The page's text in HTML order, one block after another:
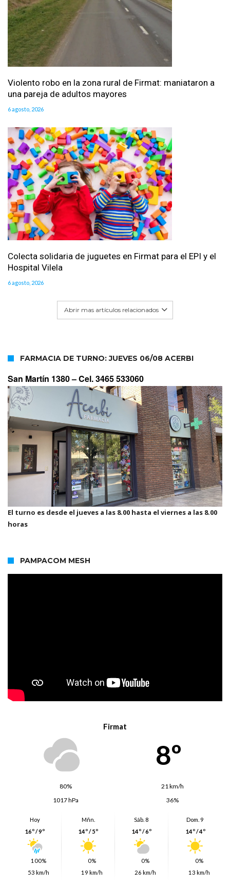
Violento robo en la zona rural de Firmat: maniataron a
una pareja de adultos mayores
6 agosto, 2026
Colecta solidaria de juguetes en Firmat para el EPI y el
Hospital Vilela
6 agosto, 2026
Abrir mas artículos relacionados
FARMACIA DE TURNO: JUEVES 06/08 ACERBI
San Martín 1380 –Cel. 3465 533060
El turno es desde el jueves a las 8.00 hasta el viernes a las 8.00
horas
PAMPACOM MESH
Firmat
8º
80%
21 km/h
1017 hPa
36%
Hoy
16º / 9º
100%
53 km/h
Mñn.
14º / 5º
0%
19 km/h
Sáb. 8
14º / 6º
0%
26 km/h
Dom. 9
14º / 4º
0%
13 km/h